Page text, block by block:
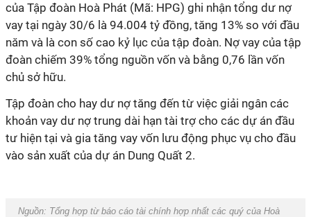
của Tập đoàn Hoà Phát (Mã: HPG) ghi nhận tổng dư nợ
vay tại ngày 30/6 là 94.004 tỷ đồng, tăng 13% so với đầu
năm và là con số cao kỷ lục của tập đoàn. Nợ vay của tập
đoàn chiếm 39% tổng nguồn vốn và bằng 0,76 lần vốn
chủ sở hữu.
Tập đoàn cho hay dư nợ tăng đến từ việc giải ngân các
khoản vay dư nợ trung dài hạn tài trợ cho các dự án đầu
tư hiện tại và gia tăng vay vốn lưu động phục vụ cho đầu
vào sản xuất của dự án Dung Quất 2.
Nguồn: Tổng hợp từ báo cáo tài chính hợp nhất các quý của Hoà